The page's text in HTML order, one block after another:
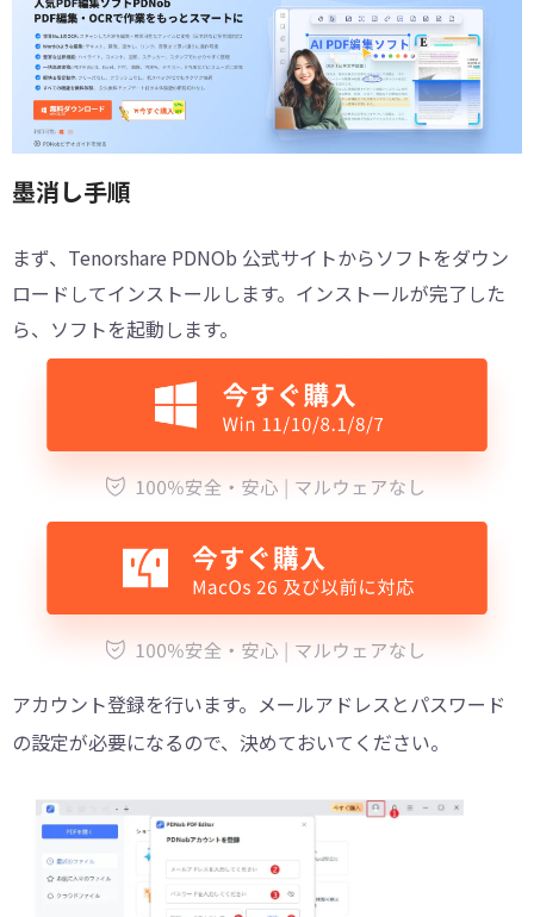
墨消し手順
まず、Tenorshare PDNOb 公式サイトからソフトをダウン
ロードしてインストールします。インストールが完了した
ら、ソフトを起動します。
アカウント登録を行います。メールアドレスとパスワード
の設定が必要になるので、決めておいてください。